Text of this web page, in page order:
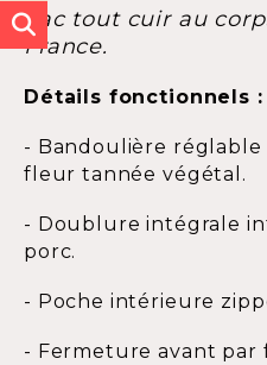
Sac tout cuir au
France.
Détails fonctionnels :
- Bandoulière
fleur tannée végétal.
- Doublure intégrale
porc.
- Poche intérieure
- Fermeture avant par